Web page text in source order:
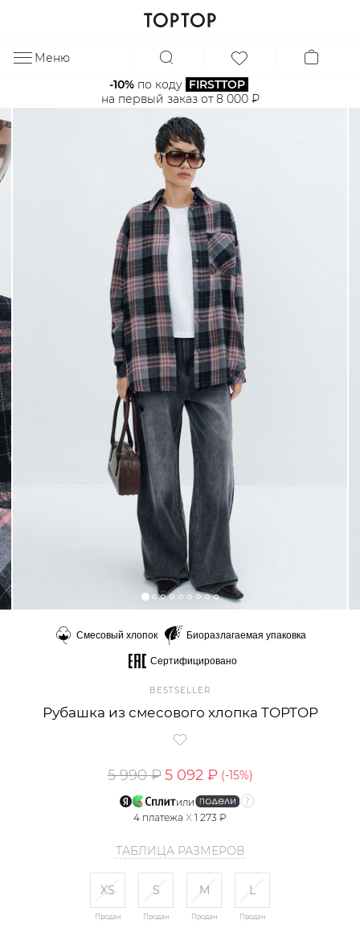
Меню
-10% по коду FIRSTTOP
на первый заказ от 8 000 ₽
Смесовый хлопок
Биоразлагаемая упаковка
Сертифицировано
BESTSELLER
Рубашка из смесового хлопка TOPTOP
5 990 ₽ 5 092 ₽ (-15%)
или
4 платежа X 1 273 ₽
ТАБЛИЦА РАЗМЕРОВ
XS
Продан
S
Продан
M
Продан
L
Продан